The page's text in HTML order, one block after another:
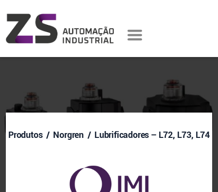
Produtos/ Norgren / Lubrificadores – L72, L73, L74